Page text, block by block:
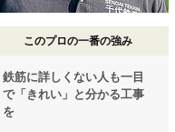
このプロの一番の強み
鉄筋に詳しくない人も一目
で「きれい」と分かる工事
を